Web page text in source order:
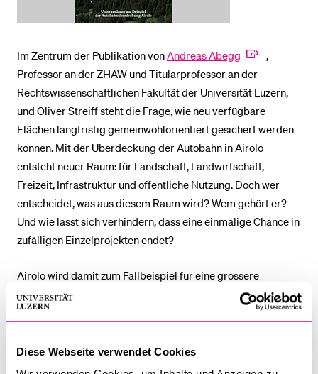
Diese Webseite verwendet Cookies
Im Zentrum der Publikation vonAndreas Abegg
,
Professor an der ZHAW und Titularprofessor an der
Rechtswissenschaftlichen Fakultät der Universität Luzern,
und Oliver Streiff steht die Frage, wie neu verfügbare
Flächen langfristig gemeinwohlorientiert gesichert werden
können. Mit der Überdeckung der Autobahn in Airolo
entsteht neuer Raum: für Landschaft, Landwirtschaft,
Freizeit, Infrastruktur und öffentliche Nutzung. Doch wer
entscheidet, was aus diesem Raum wird? Wem gehört er?
Und wie lässt sich verhindern, dass eine einmalige Chance in
zufälligen Einzelprojekten endet?
Airolo wird damit zum Fallbeispiel für eine grössere
Herausforderung: Wie lassen sich Infrastrukturlandschaften
so umbauen, dass nicht nur technische Probleme gelöst,
Die Studie erfolgte im Auftrag des
Urner Instituts Kulturen